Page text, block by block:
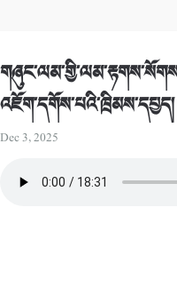
འཇོག་དགོས་པའི་ཁྲིམས་དཔྱད།
Dec 3, 2025